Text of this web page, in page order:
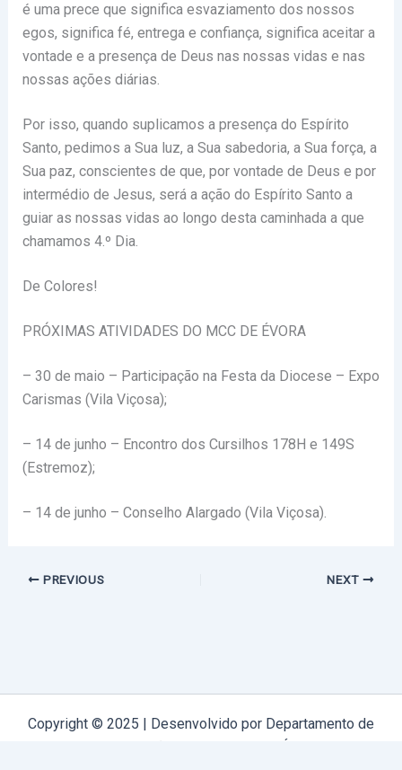
é uma prece que significa esvaziamento dos nossos
egos, significa fé, entrega e confiança, significa aceitar a
vontade e a presença de Deus nas nossas vidas e nas
nossas ações diárias.
Por isso, quando suplicamos a presença do Espírito
Santo, pedimos a Sua luz, a Sua sabedoria, a Sua força, a
Sua paz, conscientes de que, por vontade de Deus e por
intermédio de Jesus, será a ação do Espírito Santo a
guiar as nossas vidas ao longo desta caminhada a que
chamamos 4.º Dia.
De Colores!
PRÓXIMAS ATIVIDADES DO MCC DE ÉVORA
– 30 de maio – Participação na Festa da Diocese – Expo
Carismas (Vila Viçosa);
– 14 de junho – Encontro dos Cursilhos 178H e 149S
(Estremoz);
– 14 de junho – Conselho Alargado (Vila Viçosa).
PREVIOUS NEXT
Copyright © 2025 | Desenvolvido por Departamento de